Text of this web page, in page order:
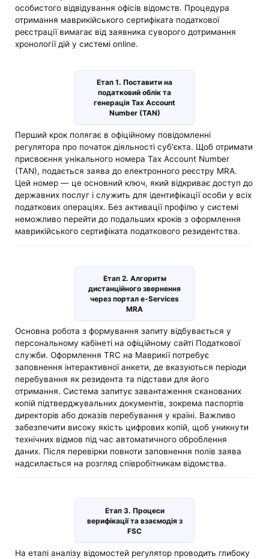
особистого відвідування офісів відомств. Процедура
отримання маврикійського сертифіката податкової
реєстрації вимагає від заявника суворого дотримання
хронології дій у системі online.
Етап 1. Поставити на
податковий облік та
генерація Tax Account
Number (TAN)
Перший крок полягає в офіційному повідомленні
регулятора про початок діяльності суб'єкта. Щоб отримати
присвоєння унікального номера Tax Account Number
(TAN), подається заява до електронного реєстру MRA.
Цей номер — це основний ключ, який відкриває доступ до
державних послуг і служить для ідентифікації особи у всіх
податкових операціях. Без активації профілю у системі
неможливо перейти до подальших кроків з оформлення
маврикійського сертифіката податкового резидентства.
Етап 2. Алгоритм
дистанційного звернення
через портал e-Services
MRA
Основна робота з формування запиту відбувається у
персональному кабінеті на офіційному сайті Податкової
служби. Оформлення TRC на Маврикії потребує
заповнення інтерактивної анкети, де вказуються періоди
перебування як резидента та підстави для його
отримання. Система запитує завантаження сканованих
копій підтверджувальних документів, зокрема паспортів
директорів або доказів перебування у країні. Важливо
забезпечити високу якість цифрових копій, щоб уникнути
технічних відмов під час автоматичного оброблення
даних. Після перевірки повноти заповнення полів заява
надсилається на розгляд співробітникам відомства.
Етап 3. Процеси
верифікації та взаємодія з
FSC
На етапі аналізу відомостей регулятор проводить глибоку